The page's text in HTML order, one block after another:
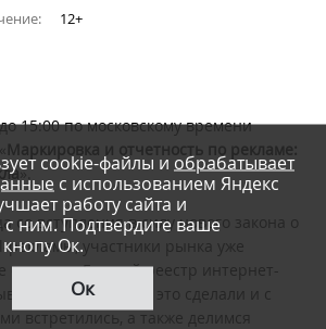
12+
15:00 по московскому времени
Маркировка и отчетность по рекламе:
».
со вступления в силу нового закона о
рекламы, участники рынка уже
отчеты в Единый реестр интернет-
о том, как они это сделали и с
встретились, а также делимся
cookie-файлы иобрабатывает
с использованием Яндекс
работу сайта и
с ним. Подтвердите ваше
Ок.
Ок